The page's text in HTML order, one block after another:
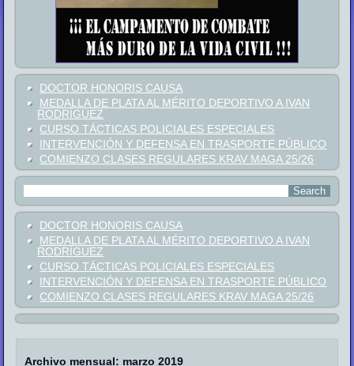
DOCTOR HONORIS CAUSA
MEDALLA DE PLATA AL MÉRITO DEPORTIVO A IVAN
RODRÍGUEZ
CURSO TÁCTICAS POLICIALES ESPECIALES
INTERVENCIÓN Y DEFENSA EN TRASPORTE PÚBLICO
COMIENZO CLASES REGULARES KRAV MAGA 25/26
DOCTOR HONORIS CAUSA
MEDALLA DE PLATA AL MÉRITO DEPORTIVO A IVAN
RODRÍGUEZ
CURSO TÁCTICAS POLICIALES ESPECIALES
INTERVENCIÓN Y DEFENSA EN TRASPORTE PÚBLICO
COMIENZO CLASES REGULARES KRAV MAGA 25/26
Archivo mensual: marzo 2019